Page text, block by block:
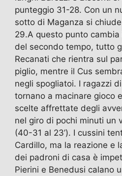
punteggio 31-28. Con un
sotto di Maganza si
29.A questo punto cambia
del secondo tempo, tutto
Recanati che rientra sul
piglio, mentre il Cus
negli spogliatoi. I ragazzi
tornano a macinare gioco
scelte affrettate degli
nel giro di pochi minuti un
(40-31 al 23’). I cussini
Cardillo, ma la reazione e
dei padroni di casa è
Pierini e Benedusi calano